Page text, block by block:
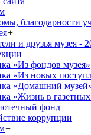
благодарности
+
и друзья музея -
«Из фондов музея»
«Из новых
«Домашний
«Жизнь в
фонд
коррупции
+